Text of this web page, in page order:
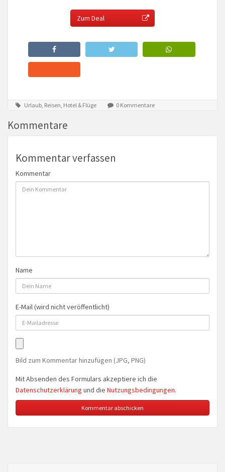
Zum Deal
Urlaub, Reisen, Hotel & Flüge 0 Kommentare
Kommentare
Kommentar verfassen
Kommentar
Name
E-Mail (wird nicht veröffentlicht)
Bild zum Kommentar hinzufügen (JPG, PNG)
Mit Absenden des Formulars akzeptiere ich die
Datenschutzerklärung und die Nutzungsbedingungen.